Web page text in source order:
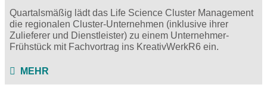
Quartalsmäßig lädt das Life Science Cluster Management
die regionalen Cluster-Unternehmen (inklusive ihrer
Zulieferer und Dienstleister) zu einem Unternehmer-
Frühstück mit Fachvortrag ins KreativWerkR6 ein.
MEHR